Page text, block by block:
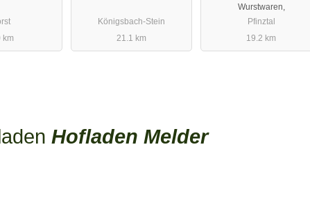
km
Königsbach-Stein
21.1 km
Wurstwaren,
Pfinztal
19.2 km
Hofladen Melder